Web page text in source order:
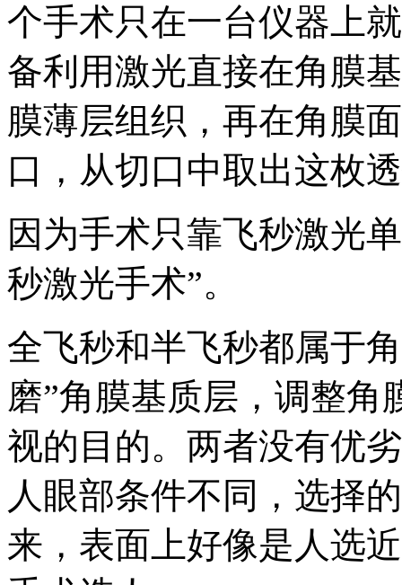
个手术只在一台仪器上
备利用激光直接在角膜
膜薄层组织，再在角膜
口，从切口中取出这枚
因为手术只靠飞秒激光
秒激光手术”。
全飞秒和半飞秒都属于
磨”角膜基质层，调整
视的目的。两者没有优
人眼部条件不同，选择
来，表面上好像是人选